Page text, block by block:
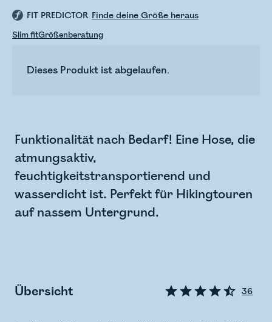
FIT PREDICTOR Finde deine Größe heraus
Slim fitGrößenberatung
Dieses Produkt ist abgelaufen.
Funktionalität nach Bedarf! Eine Hose, die
atmungsaktiv,
feuchtigkeitstransportierend und
wasserdicht ist. Perfekt für Hikingtouren
auf nassem Untergrund.
Übersicht 36